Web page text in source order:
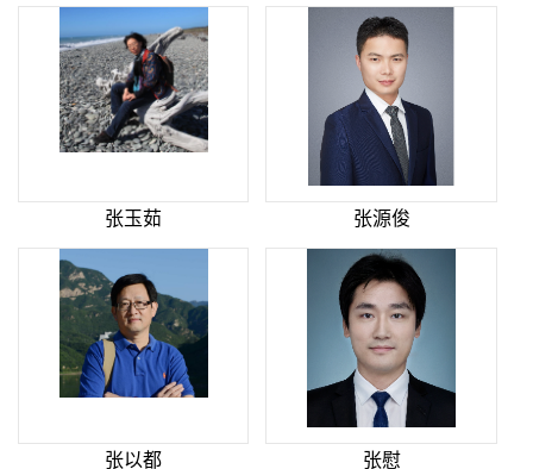
张玉茹 张源俊
张以都 张慰